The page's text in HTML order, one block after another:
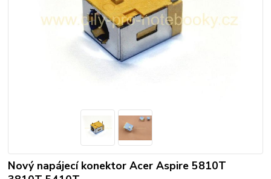
Nový napájecí konektor Acer Aspire 5810T